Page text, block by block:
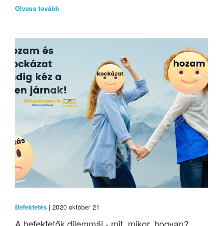
Olvass tovább
Befektetés | 2020 október 21